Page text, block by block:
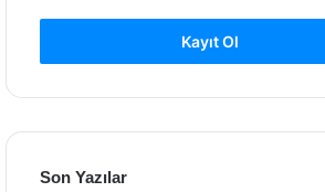
Kayıt Ol
Son Yazılar